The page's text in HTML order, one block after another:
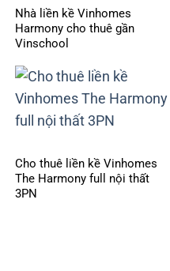
Nhà liền kề Vinhomes
Harmony cho thuê gần
Vinschool
Cho thuê liền kề Vinhomes
The Harmony full nội thất
3PN